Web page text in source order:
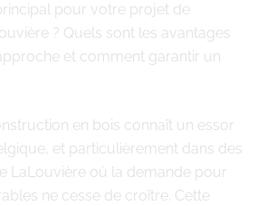
pour votre projet de
? Quels sont les avantages
et comment garantir un
en bois connaît un essor
et particulièrement dans des
LaLouvière où la demande pour
ne cesse de croître. Cette